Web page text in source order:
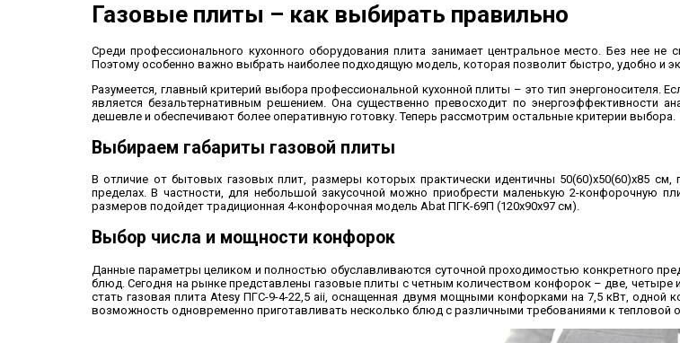
Газовые плиты – как выбирать правильно
Среди профессионального кухонного оборудования плита занимает центральное место. Без нее не
Поэтому особенно важно выбрать наиболее подходящую модель, которая позволит быстро, удобно и
Разумеется, главный критерий выбора профессиональной кухонной плиты – это тип энергоносителя.
является безальтернативным решением. Она существенно превосходит по энергоэффективности
дешевле и обеспечивают более оперативную готовку. Теперь рассмотрим остальные критерии выбора.
Выбираем габариты газовой плиты
В отличие от бытовых газовых плит, размеры которых практически идентичны 50(60)х50(60)х85
пределах. В частности, для небольшой закусочной можно приобрести маленькую 2-конфорочную
размеров подойдет традиционная 4-конфорочная модель Abat ПГК-69П (120х90х97 см).
Выбор числа и мощности конфорок
Данные параметры целиком и полностью обуславливаются суточной проходимостью конкретного
блюд. Сегодня на рынке представлены газовые плиты с четным количеством конфорок – две,
стать газовая плита Atesy ПГС-9-4-22,5 aii, оснащенная двумя мощными конфорками на 7,5 кВт,
возможность одновременно приготавливать несколько блюд с различными требованиями к тепловой